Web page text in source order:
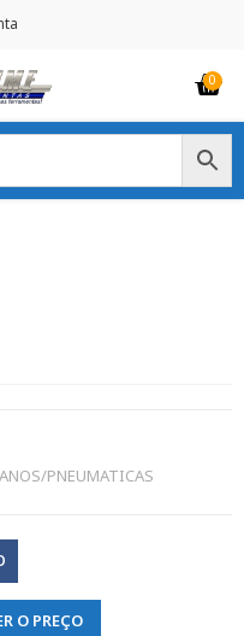
PNEUMATICAS
O PREÇO